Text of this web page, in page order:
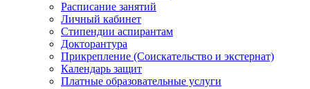
Расписание занятий
Личный кабинет
Стипендии аспирантам
Докторантура
Прикрепление (Соискательство и экстернат)
Календарь защит
Платные образовательные услуги